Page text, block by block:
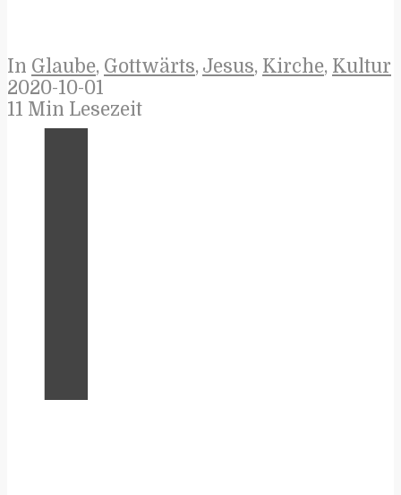
In Glaube, Gottwärts, Jesus, Kirche, Kultur
2020-10-01
11 Min Lesezeit
I